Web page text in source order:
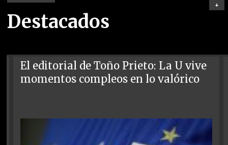
Destacados
+
El editorial de Toño Prieto: La U vive
momentos compleos en lo valórico